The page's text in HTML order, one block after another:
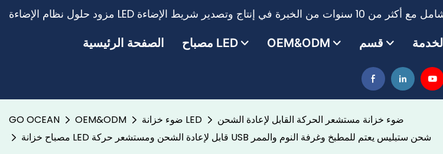
الصفحة الرئيسية مصباح LED OEM&ODM قسم الخدمة
GO OCEAN OEM&ODM ضوء خزانة LED
ضوء خزانة مستشعر الحركة القابل لإعادة الشحن
مصباح خزانة LED قابل لإعادة الشحن ومستشعر حركة USB شحن ستبليس يعتم للمطبخ وغرفة النوم والممر